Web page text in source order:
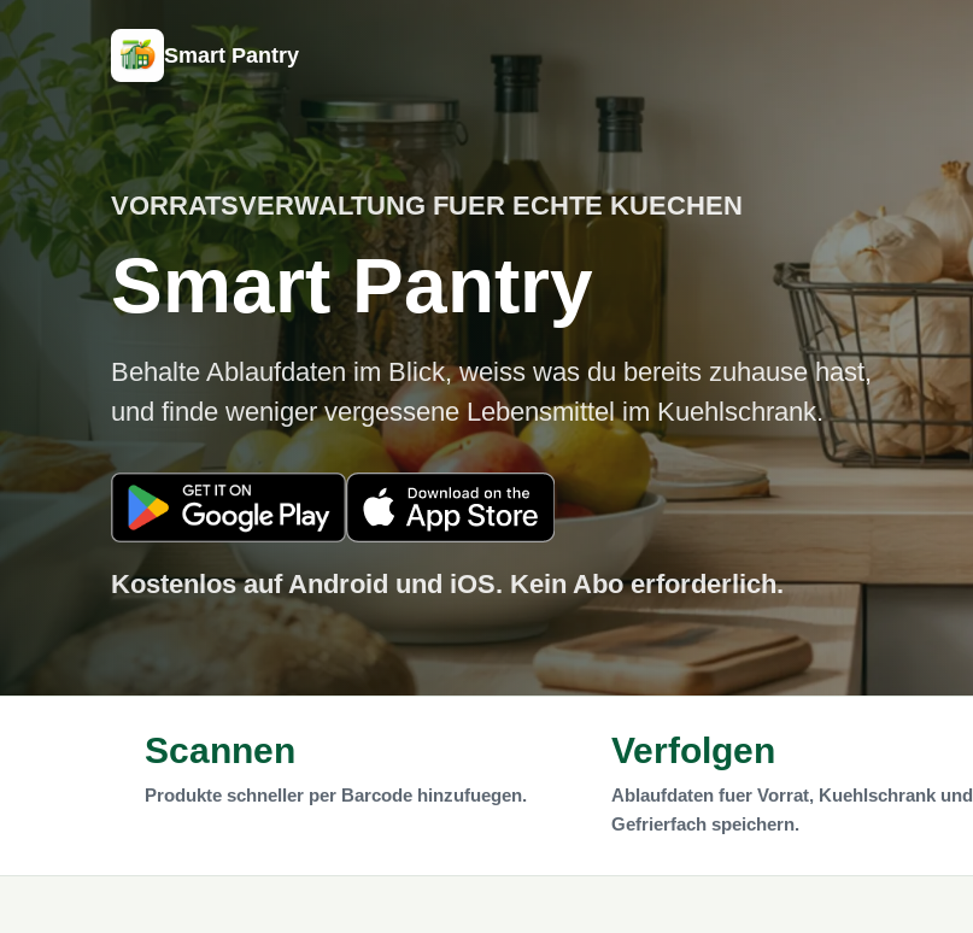
Smart Pantry
VORRATSVERWALTUNG FUER ECHTE KUECHEN
Smart Pantry
Behalte Ablaufdaten im Blick, weiss was du bereits zuhause hast,
und finde weniger vergessene Lebensmittel im Kuehlschrank.
Kostenlos auf Android und iOS. Kein Abo erforderlich.
Scannen
Produkte schneller per Barcode hinzufuegen.
Verfolgen
Ablaufdaten fuer Vorrat, Kuehlschrank und
Gefrierfach speichern.